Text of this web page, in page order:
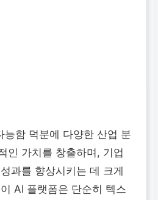
능함 덕분에 다양한 산업 분
인 가치를 창출하며, 기업
과를 향상시키는 데 크게
AI 플랫폼은 단순히 텍스